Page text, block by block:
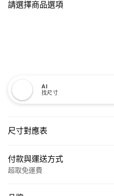
請選擇商品選項
AI
找尺寸
尺寸對應表
付款與運送方式
超取免運費